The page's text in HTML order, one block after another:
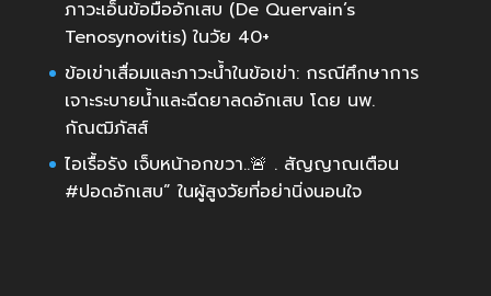
ภาวะเอ็นข้อมืออักเสบ (De Quervain’s
Tenosynovitis) ในวัย 40+
ข้อเข่าเสื่อมและภาวะน้ำในข้อเข่า: กรณีศึกษาการ
เจาะระบายน้ำและฉีดยาลดอักเสบ โดย นพ.
กัณฒิภัสส์
ไอเรื้อรัง เจ็บหน้าอกขวา..🚨 . สัญญาณเตือน
#ปอดอักเสบ” ในผู้สูงวัยที่อย่านิ่งนอนใจ